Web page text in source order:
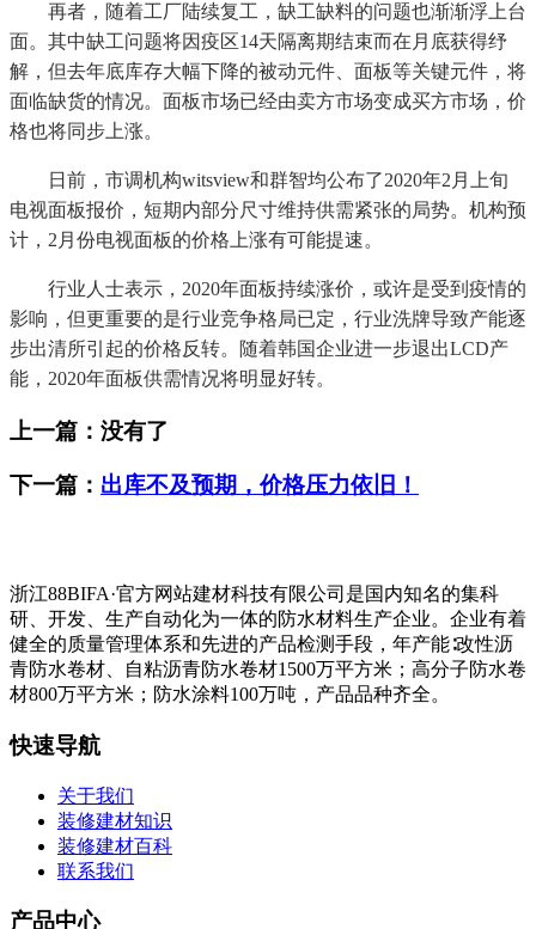
再者，随着工厂陆续复工，缺工缺料的问题也渐渐浮上台
面。其中缺工问题将因疫区14天隔离期结束而在月底获得纾
解，但去年底库存大幅下降的被动元件、面板等关键元件，将
面临缺货的情况。面板市场已经由卖方市场变成买方市场，价
格也将同步上涨。
日前，市调机构witsview和群智均公布了2020年2月上旬
电视面板报价，短期内部分尺寸维持供需紧张的局势。机构预
计，2月份电视面板的价格上涨有可能提速。
行业人士表示，2020年面板持续涨价，或许是受到疫情的
影响，但更重要的是行业竞争格局已定，行业洗牌导致产能逐
步出清所引起的价格反转。随着韩国企业进一步退出LCD产
能，2020年面板供需情况将明显好转。
上一篇：没有了
下一篇： 出库不及预期，价格压力依旧！
浙江88BIFA·官方网站建材科技有限公司是国内知名的集科
研、开发、生产自动化为一体的防水材料生产企业。企业有着
健全的质量管理体系和先进的产品检测手段，年产能∶改性沥
青防水卷材、自粘沥青防水卷材1500万平方米；高分子防水卷
材800万平方米；防水涂料100万吨，产品品种齐全。
快速导航
关于我们
装修建材知识
装修建材百科
联系我们
产品中心